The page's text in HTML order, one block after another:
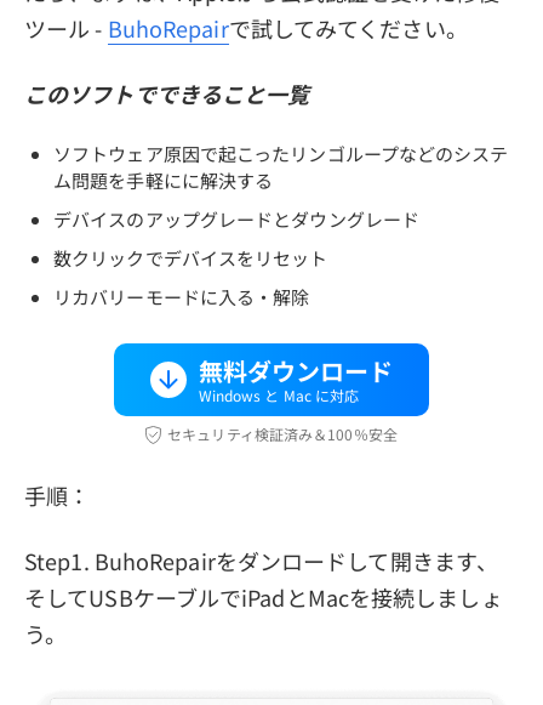
ツール - BuhoRepairで試してみてください。
このソフトでできること一覧
ソフトウェア原因で起こったリンゴループなどのシステ
ム問題を手軽にに解決する
デバイスのアップグレードとダウングレード
数クリックでデバイスをリセット
リカバリーモードに入る・解除
無料ダウンロード
Windows と Mac に対応
セキュリティ検証済み＆100％安全
手順：
Step1. BuhoRepairをダンロードして開きます、
そしてUSBケーブルでiPadとMacを接続しましょ
う。